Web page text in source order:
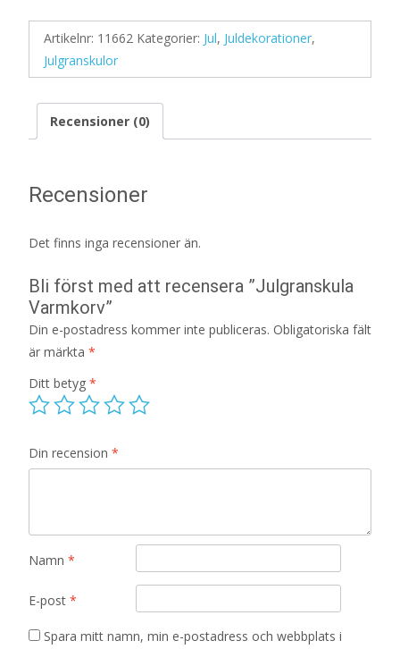
Artikelnr: 11662 Kategorier: Jul, Juldekorationer,
Julgranskulor
Recensioner (0)
Recensioner
Det finns inga recensioner än.
Bli först med att recensera ”Julgranskula
Varmkorv”
Din e-postadress kommer inte publiceras. Obligatoriska fält
är märkta *
Ditt betyg *
Din recension *
Namn *
E-post *
Spara mitt namn, min e-postadress och webbplats i